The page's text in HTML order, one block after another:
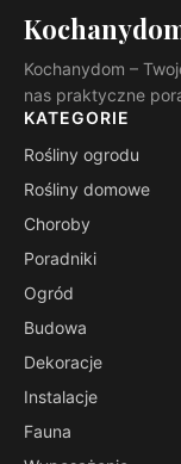
Kochanydom –
nas praktyczne
KATEGORIE
Rośliny ogrodu
Rośliny domowe
Choroby
Poradniki
Ogród
Budowa
Dekoracje
Instalacje
Fauna